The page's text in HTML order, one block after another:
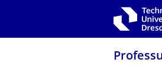
Zur Hauptnavigation springen